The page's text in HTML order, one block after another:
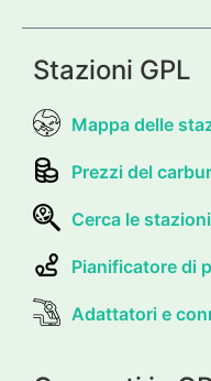
Stazioni GPL
Mappa delle
Prezzi del
Cerca le stazioni
Pianificatore di
Adattatori e